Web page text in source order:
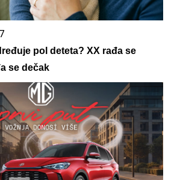
pol deteta? XX rađa se
se dečak